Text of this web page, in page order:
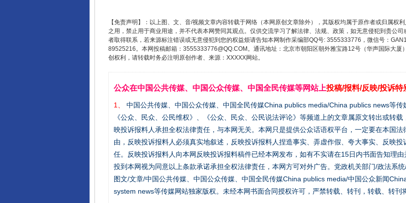
【免责声明】：以上图、文、音/视频文章内容转载于网络（本网原创文章除外），其版权均属于原作者或归属权
之用，禁止用于商业用途，并不代表本网赞同其观点。仅供交流学习了解法律、法规、政策，如无意侵犯到贵公
者取得联系，若来源标注错误或无意侵犯到您的权益烦请告知本网制作采编部QQ号: 3555333776，微信号：
89525216。本网投稿邮箱：3555333776@QQ.COM。通讯地址：北京市朝阳区朝外雅宝路12号（华声国际大厦
创权利，请转载时务必注明原创作者、来源：XXXXX网站。
公众在中国公共传媒、中国公众传媒、中国全民传媒等网站上投稿/报料/反映/投诉特
1、
中国公共传媒、中国公众传媒、中国全民传媒China publics media/China publics news等传
《公众、民众、公民维权》、《公众、民众、公民说法评论》等频道上的文章属原文转出或转
映投诉报料人承担全权法律责任，与本网无关。本网只是提供公众话语权平台，一定要在本国
由，反映投诉报料人必须真实地叙述，反映投诉报料人捏造事实、弄虚作假、夸大事实、反映
任。反映投诉报料人向本网反映投诉报料稿件已经本网发布，如有不实请在15日内书面告知理
投到本网视为同意以上条款承诺承担全权法律责任，本网方可对外广告。党政机关部门/政法系
图文/文章/中国公共传媒、中国公众传媒、中国全民传媒China publics media/中国公众新闻
system news等传媒网站独家版权。未经本网书面合同授权许可，严禁转载、转刊，转载、转刊